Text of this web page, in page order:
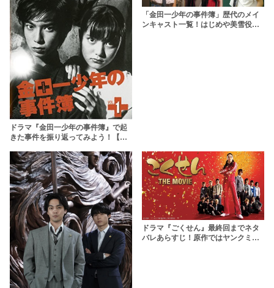
ドラマ『金田一少年の事件簿』で起
きた事件を振り返ってみよう！【ネ
「金田一少年の事件簿」歴代のメイ
ンキャスト一覧！はじめや美雪役を
ドラマ『ごくせん』最終回までネタ
バレあらすじ！原作ではヤンクミが